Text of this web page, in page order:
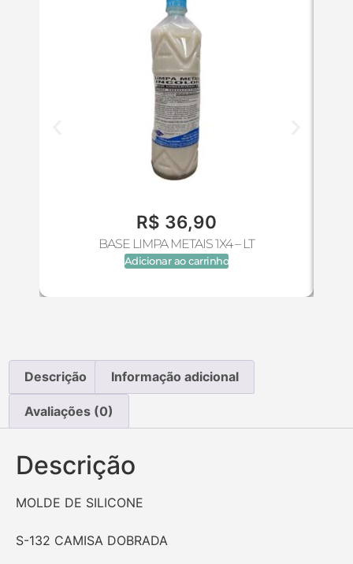
R$ 36,90
BASE LIMPA METAIS 1X4 – LT
Adicionar ao carrinho
Descrição Informação adicional
Avaliações (0)
Descrição
MOLDE DE SILICONE
S-132 CAMISA DOBRADA